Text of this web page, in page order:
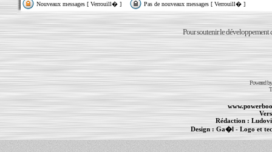
Nouveaux messages [ Verrouill� ]
Pas de nouveaux messages [ Verrouill� ]
Pour soutenir le développement
Powered
Rédaction :
Design : Ga�l- Logo et
Informations : PowerBook - MacBook Pro